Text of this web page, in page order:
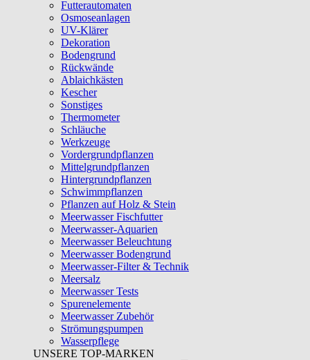
Futterautomaten
Osmoseanlagen
UV-Klärer
Dekoration
Bodengrund
Rückwände
Ablaichkästen
Kescher
Sonstiges
Thermometer
Schläuche
Werkzeuge
Vordergrundpflanzen
Mittelgrundpflanzen
Hintergrundpflanzen
Schwimmpflanzen
Pflanzen auf Holz & Stein
Meerwasser Fischfutter
Meerwasser-Aquarien
Meerwasser Beleuchtung
Meerwasser Bodengrund
Meerwasser-Filter & Technik
Meersalz
Meerwasser Tests
Spurenelemente
Meerwasser Zubehör
Strömungspumpen
Wasserpflege
UNSERE TOP-MARKEN